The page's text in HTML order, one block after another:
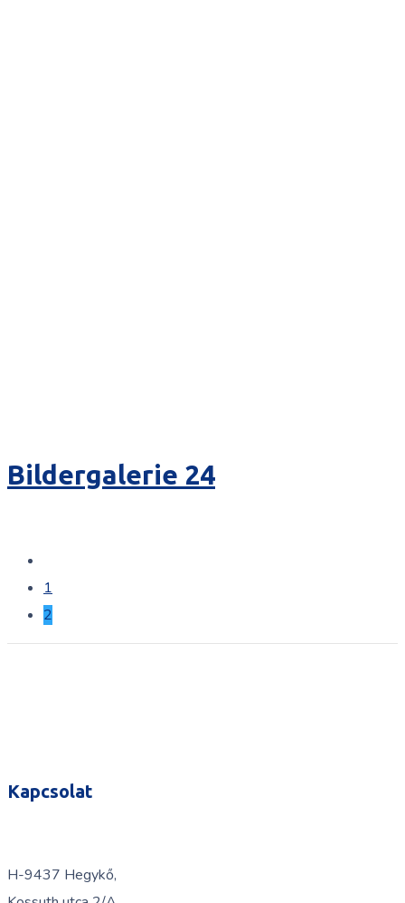
Bildergalerie 24
1
2
Kapcsolat
H-9437 Hegykő,